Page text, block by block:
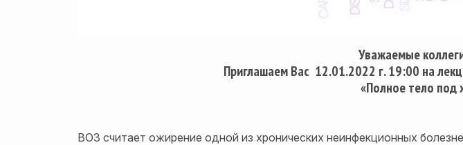
Уважаемые
Приглашаем Вас 12.01.2022 г. 19:00 на
«Полное тело под
ВОЗ считает ожирение одной из хронических неинфекционных